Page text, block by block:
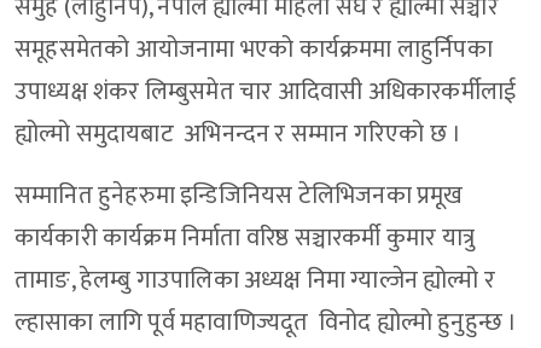
समूहसमेतको आयोजनामा भएको कार्यक्रममा लाहुर्निपका
उपाध्यक्ष शंकर लिम्बुसमेत चार आदिवासी अधिकारकर्मीलाई
ह्योल्मो समुदायबाट अभिनन्दन र सम्मान गरिएको छ ।
सम्मानित हुनेहरुमा इन्डिजिनियस टेलिभिजनका प्रमूख
कार्यकारी कार्यक्रम निर्माता वरिष्ठ सञ्चारकर्मी कुमार यात्रु
तामाङ, हेलम्बु गाउपालिका अध्यक्ष निमा ग्याल्जेन ह्योल्मो र
ल्हासाका लागि पूर्व महावाणिज्यदूत विनोद ह्योल्मो हुनुहुन्छ ।